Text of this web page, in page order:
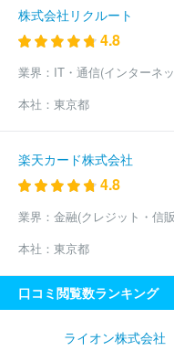
株式会社リクルート
4.8
業界： IT・通信(インターネ
本社： 東京都
楽天カード株式会社
4.8
業界： 金融(クレジット・信
本社： 東京都
口コミ閲覧数ランキング
ライオン株式会社